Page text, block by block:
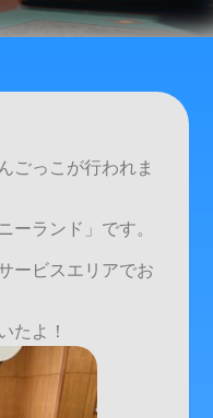
ごっこが行われま
ーランド」です。
ービスエリアでお
たよ！